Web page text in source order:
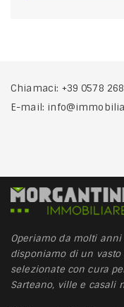
Chiamaci: +39 0578
E-mail:
Operiamo da molti
disponiamo di un vasto
selezionate con cura
Sarteano, ville e casali